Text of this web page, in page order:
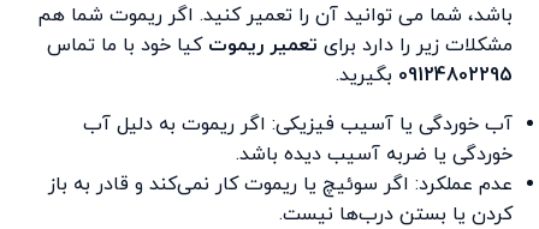
باشد، شما می توانید آن را تعمیر کنید. اگر ریموت شما هم
مشکلات زیر را دارد برای تعمیر ریموتکیا خود با ما تماس
09124802295 بگیرید.
آب خوردگی یا آسیب فیزیکی: اگر ریموت به دلیل آب
خوردگی یا ضربه آسیب دیده باشد.
عدم عملکرد: اگر سوئیچ یا ریموت کار نمی‌کند و قادر به باز
کردن یا بستن درب‌ها نیست.